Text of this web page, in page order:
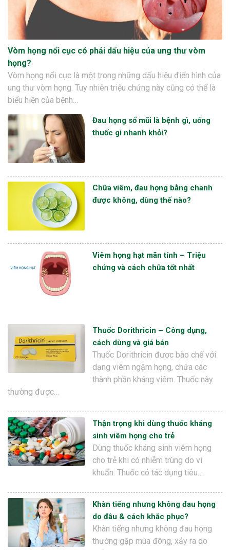
Vòm họng nổi cục có phải dấu hiệu của ung thư vòm
họng?
Vòm họng nổi cục là một trong những dấu hiệu điển hình của
ung thư vòm họng. Tuy nhiên triệu chứng này cũng có thể là
biểu hiện của bệnh…
Đau họng sổ mũi là bệnh gì, uống
thuốc gì nhanh khỏi?
Chữa viêm, đau họng bằng chanh
được không, dùng thế nào?
Viêm họng hạt mãn tính – Triệu
chứng và cách chữa tốt nhất
Thuốc Dorithricin – Công dụng,
cách dùng và giá bán
Thuốc Dorithricin được bào chế với
dạng viêm ngậm họng, chứa các
thành phần kháng viêm. Thuốc này
thường được…
Thận trọng khi dùng thuốc kháng
sinh viêm họng cho trẻ
Dùng thuốc kháng sinh viêm họng
cho trẻ khi có nhiễm trùng do vi
khuẩn. Thuốc có tác dụng tiêu…
Khàn tiếng nhưng không đau họng
do đâu & cách khắc phục?
Khàn tiếng nhưng không đau họng
thường gặp mùa đông, xảy ra do